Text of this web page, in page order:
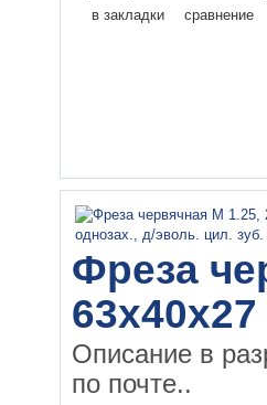
в закладки сравнение
Фреза
Описание в
по почте..